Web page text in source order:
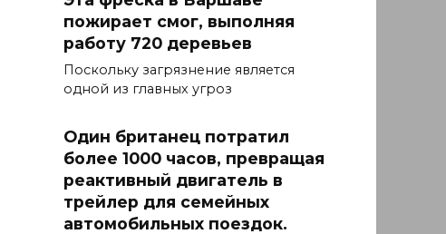
пожирает смог, выполняя
работу 720 деревьев
Поскольку загрязнение является
одной из главных угроз
Один британец потратил
более 1000 часов, превращая
реактивный двигатель в
трейлер для семейных
автомобильных поездок.